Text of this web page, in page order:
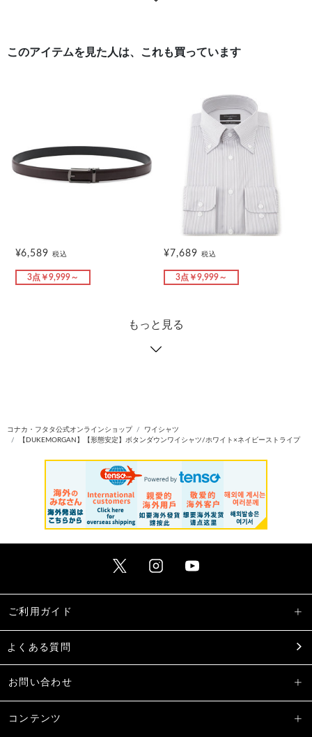
このアイテムを見た人は、これも買っています
¥6,589税込
3点￥9,999～
¥7,689 税込
3点￥9,999～
もっと見る
コナカ・フタタ公式オンラインショップ
ワイシャツ
【DUKEMORGAN】【形態安定】ボタンダウンワイシャツ/ホワイト×ネイビーストライプ
ご利用ガイド
よくある質問
お問い合わせ
コンテンツ